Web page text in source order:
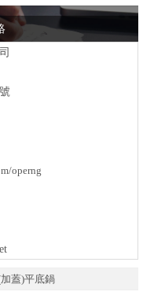
operng
加蓋)平底鍋